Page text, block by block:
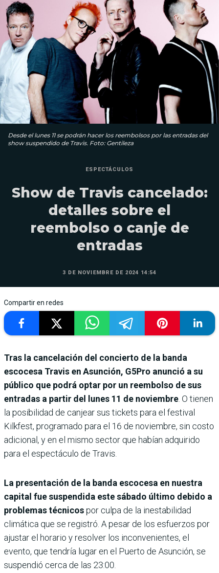
Desde el lunes 11 se podrán hacer los reembolsos por las entradas del
show suspendido de Travis. Foto: Gentileza
ESPECTÁCULOS
Show de Travis cancelado:
detalles sobre el
reembolso o canje de
entradas
3 DE NOVIEMBRE DE 2024 14:54
Compartir en redes
Tras la cancelación del concierto de la banda
escocesa Travis en Asunción, G5Pro anunció a su
público que podrá optar por un reembolso de sus
entradas a partir del lunes 11 de noviembre . O tienen
la posibilidad de canjear sus tickets para el festival
Kilkfest, programado para el 16 de noviembre, sin costo
adicional, y en el mismo sector que habían adquirido
para el espectáculo de Travis.
La presentación de la banda escocesa en nuestra
capital fue suspendida este sábado último debido a
problemas técnicospor culpa de la inestabilidad
climática que se registró. A pesar de los esfuerzos por
ajustar el horario y resolver los inconvenientes, el
evento, que tendría lugar en el Puerto de Asunción, se
suspendió cerca de las 23:00.